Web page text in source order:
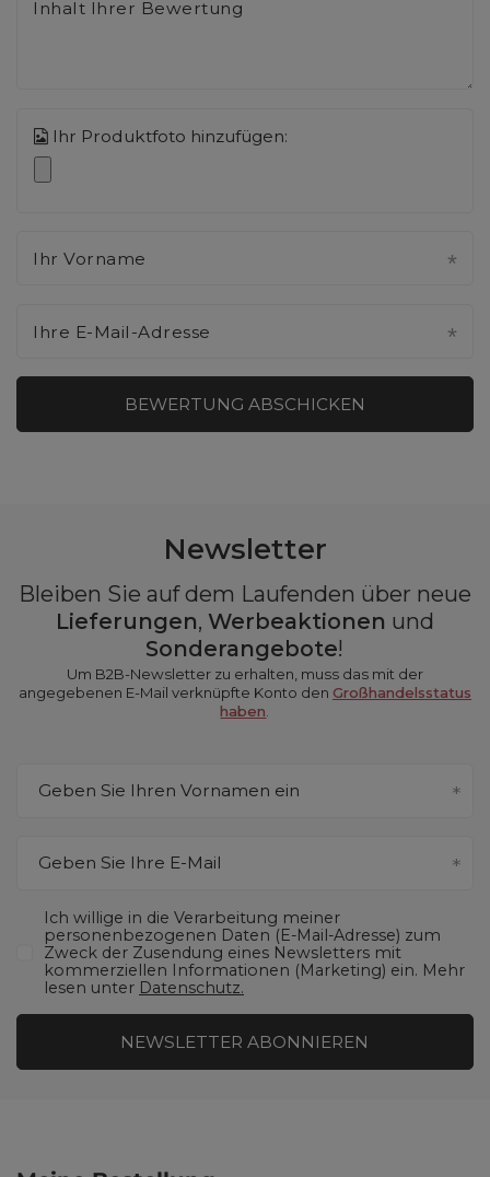
Inhalt Ihrer Bewertung
Ihr Produktfoto hinzufügen:
Ihr Vorname
Ihre E-Mail-Adresse
BEWERTUNG ABSCHICKEN
Newsletter
Bleiben Sie auf dem Laufenden über neue
Lieferungen, Werbeaktionen und
Sonderangebote!
Um B2B-Newsletter zu erhalten, muss das mit der
angegebenen E-Mail verknüpfte Konto den Großhandelsstatus
haben.
Geben Sie Ihren Vornamen ein
Geben Sie Ihre E-Mail
Ich willige in die Verarbeitung meiner
personenbezogenen Daten (E-Mail-Adresse) zum
Zweck der Zusendung eines Newsletters mit
kommerziellen Informationen (Marketing) ein. Mehr
lesen unter Datenschutz.
NEWSLETTER ABONNIEREN